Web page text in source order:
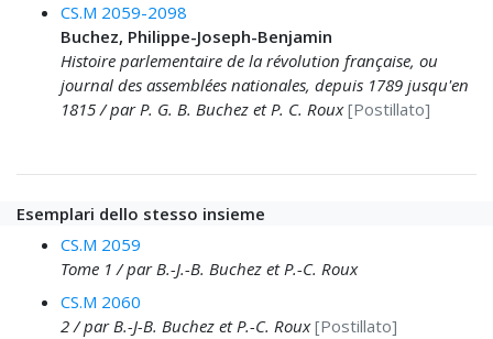
CS.M 2059-2098
Buchez, Philippe-Joseph-Benjamin
Histoire parlementaire de la révolution française, ou
journal des assemblées nationales, depuis 1789 jusqu'en
1815 / par P. G. B. Buchez et P. C. Roux [Postillato]
Esemplari dello stesso insieme
CS.M 2059
Tome 1 / par B.-J.-B. Buchez et P.-C. Roux
CS.M 2060
2 / par B.-J-B. Buchez et P.-C. Roux [Postillato]